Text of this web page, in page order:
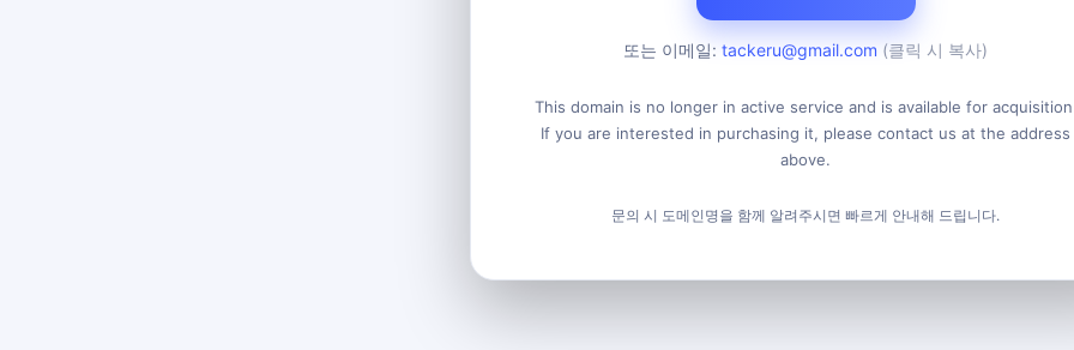
또는 이메일: tackeru@gmail.com (클릭 시 복사)
This domain is no longer in active service and is available for
If you are interested in purchasing it, please contact us at the address
above.
문의 시 도메인명을 함께 알려주시면 빠르게 안내해 드립니다.